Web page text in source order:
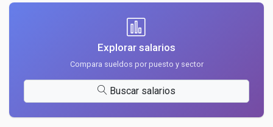
Explorar salarios
Compara sueldos por puesto y sector
Buscar salarios